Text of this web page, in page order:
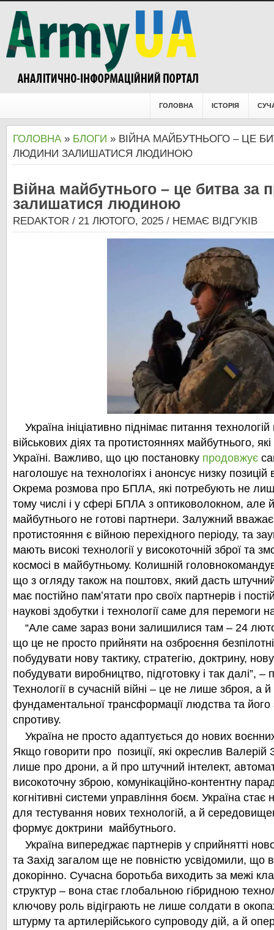
ГОЛОВНА ІСТОРІЯ
ГОЛОВНА» БЛОГИ » ВІЙНА МАЙБУТНЬОГО – ЦЕ
ЛЮДИНИ ЗАЛИШАТИСЯ ЛЮДИНОЮ
Війна майбутнього – це битва за
залишатися людиною
REDAKTOR / 21 ЛЮТОГО, 2025 / НЕМАЄ ВІДГУКІВ
Україна ініціативно піднімає питання
військових діях та протистояннях майбутнього,
Україні. Важливо, що цю постановку продовжує
наголошує на технологіях і анонсує низку
Окрема розмова про БПЛА, які потребують не
тому числі і у сфері БПЛА з оптиковолокном, але
майбутнього не готові партнери. Залужний
протистояння є війною перехідного періоду, та
мають високі технології у високоточній зброї та
космосі в майбутньому. Колишній
що з огляду також на поштовх, який дасть штучний
має постійно памʼятати про своїх партнерів і
наукові здобутки і технології саме для перемоги
“Але саме зараз вони залишилися там – 24
що це не просто прийняти на озброєння
побудувати нову тактику, стратегію, доктрину,
побудувати виробництво, підготовку і так далі”,
Технології в сучасній війні – це не лише зброя, а й
фундаментальної трансформації людства та його
спротиву.
Україна не просто адаптується до нових воєнних
Якщо говорити про позиції, які окреслив
лише про дрони, а й про штучний інтелект,
високоточну зброю, комунікаційно-контентну
когнітивні системи управління боєм. Україна стає
для тестування нових технологій, а й
формує доктрини майбутнього.
Україна випереджає партнерів у сприйнятті
та Захід загалом ще не повністю усвідомили, що
докорінно. Сучасна боротьба виходить за межі
структур – вона стає глобальною гібридною
ключову роль відіграють не лише солдати в
штурму та артилерійського супроводу дій, а й